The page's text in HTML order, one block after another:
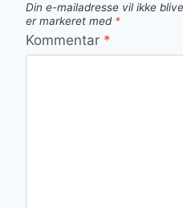
Din e-mailadresse vil ikke
er markeret med *
Kommentar *